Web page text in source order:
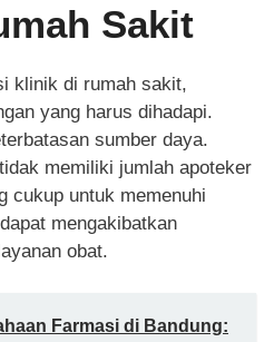
Sakit
klinik di rumah sakit,
yang harus dihadapi.
sumber daya.
memiliki jumlah apoteker
cukup untuk memenuhi
mengakibatkan
obat.
Farmasi di Bandung: